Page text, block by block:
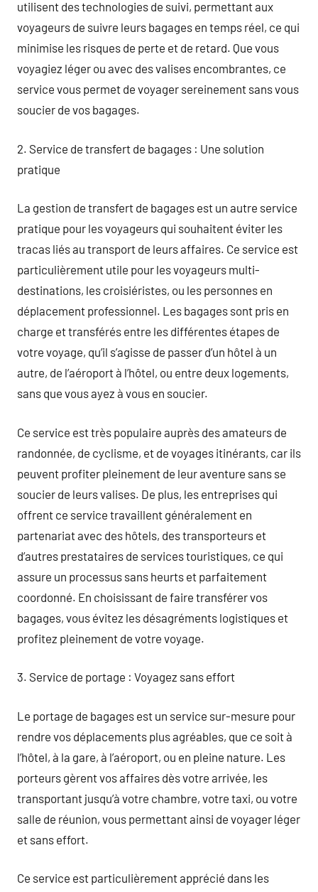
utilisent des technologies de suivi, permettant aux
voyageurs de suivre leurs bagages en temps réel, ce qui
minimise les risques de perte et de retard. Que vous
voyagiez léger ou avec des valises encombrantes, ce
service vous permet de voyager sereinement sans vous
soucier de vos bagages.
2. Service de transfert de bagages : Une solution
pratique
La gestion de transfert de bagages est un autre service
pratique pour les voyageurs qui souhaitent éviter les
tracas liés au transport de leurs affaires. Ce service est
particulièrement utile pour les voyageurs multi-
destinations, les croisiéristes, ou les personnes en
déplacement professionnel. Les bagages sont pris en
charge et transférés entre les différentes étapes de
votre voyage, qu’il s’agisse de passer d’un hôtel à un
autre, de l’aéroport à l’hôtel, ou entre deux logements,
sans que vous ayez à vous en soucier.
Ce service est très populaire auprès des amateurs de
randonnée, de cyclisme, et de voyages itinérants, car ils
peuvent profiter pleinement de leur aventure sans se
soucier de leurs valises. De plus, les entreprises qui
offrent ce service travaillent généralement en
partenariat avec des hôtels, des transporteurs et
d’autres prestataires de services touristiques, ce qui
assure un processus sans heurts et parfaitement
coordonné. En choisissant de faire transférer vos
bagages, vous évitez les désagréments logistiques et
profitez pleinement de votre voyage.
3. Service de portage : Voyagez sans effort
Le portage de bagages est un service sur-mesure pour
rendre vos déplacements plus agréables, que ce soit à
l’hôtel, à la gare, à l’aéroport, ou en pleine nature. Les
porteurs gèrent vos affaires dès votre arrivée, les
transportant jusqu’à votre chambre, votre taxi, ou votre
salle de réunion, vous permettant ainsi de voyager léger
et sans effort.
Ce service est particulièrement apprécié dans les